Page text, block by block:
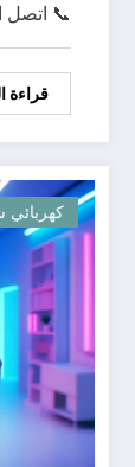
📞 اتصل الآن
قراءة
كهربائي